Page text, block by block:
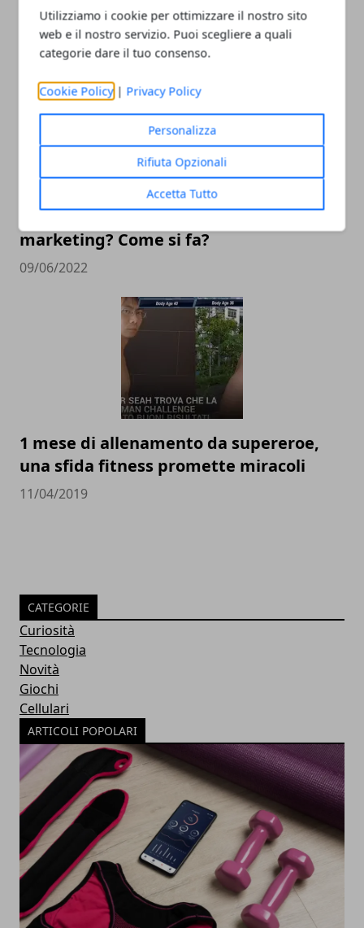
Utilizziamo i cookie per ottimizzare il nostro sito
web e il nostro servizio. Puoi scegliere a quali
categorie dare il tuo consenso.
Cookie Policy| Privacy Policy
Personalizza
Rifiuta Opzionali
Accetta Tutto
forma
19/06/2023
Quanto guadagna un affiliate
marketing? Come si fa?
09/06/2022
1 mese di allenamento da supereroe,
una sfida fitness promette miracoli
11/04/2019
CATEGORIE
Curiosità
Tecnologia
Novità
Giochi
Cellulari
ARTICOLI POPOLARI